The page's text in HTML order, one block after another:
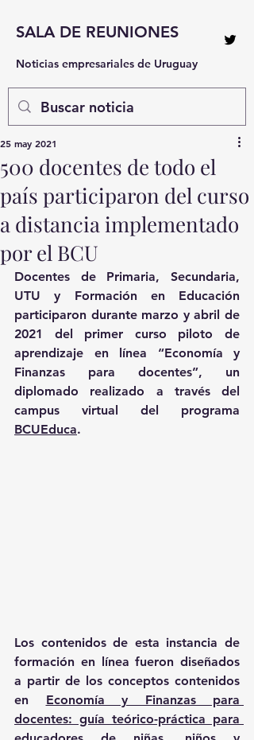
SALA DE REUNIONES
Noticias empresariales de Uruguay
500 docentes de todo el
país participaron del curso
a distancia implementado
por el BCU
25 may 2021
Docentes de Primaria, Secundaria,
UTU y Formación en Educación
participaron durante marzo y abril de
2021 del primer curso piloto de
aprendizaje en línea “Economía y
Finanzas para docentes”, un
diplomado realizado a través del
BCUEduca.
Los contenidos de esta instancia de
formación en línea fueron diseñados
a partir de los conceptos contenidos
en Economía y Finanzas para
docentes: guía teórico-práctica para